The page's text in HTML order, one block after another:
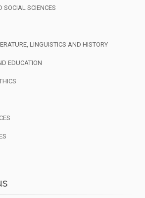
SOCIAL SCIENCES
LINGUISTICS AND HISTORY
EDUCATION